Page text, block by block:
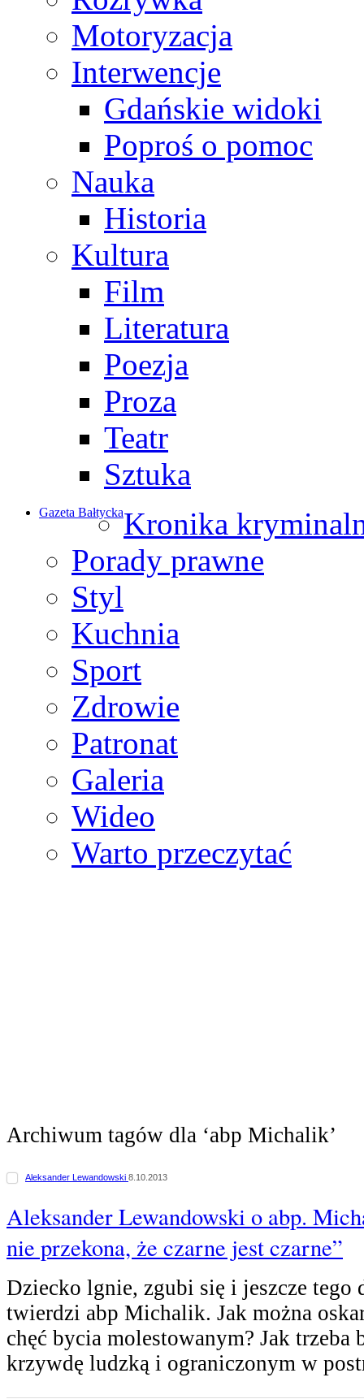
Motoryzacja
Interwencje
Gdańskie widoki
Poproś o pomoc
Nauka
Historia
Kultura
Film
Literatura
Poezja
Proza
Teatr
Sztuka
Gazeta BałtyckaKronika
Porady prawne
Styl
Kuchnia
Sport
Zdrowie
Patronat
Galeria
Wideo
Warto przeczytać
Archiwum tagów dla ‘abp Michalik’
Aleksander Lewandowski 8.10.2013
Aleksander Lewandowski o abp.
nie przekona, że czarne jest czarne”
Dziecko lgnie, zgubi się i jeszcze tego
twierdzi abp Michalik. Jak można
chęć bycia molestowanym? Jak trzeba
krzywdę ludzką i ograniczonym w